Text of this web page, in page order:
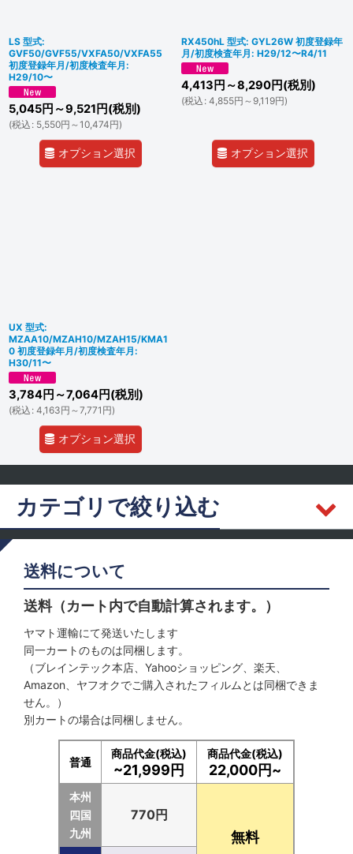
LS 型式:
GVF50/GVF55/VXFA50/VXFA55
初度登録年月/初度検査年月:
H29/10〜
5,045円 ～9,521 円(税別)
(税込 : 5,550円 ～10,474円)
オプション選択
RX450hL 型式: GYL26W 初度登録年
月/初度検査年月: H29/12〜R4/11
4,413 円 ～8,290円(税別)
(税込 : 4,855円 ～9,119円)
オプション選択
UX 型式:
MZAA10/MZAH10/MZAH15/KMA1
0 初度登録年月/初度検査年月:
H30/11〜
3,784円 ～7,064円(税別)
(税込 : 4,163円 ～7,771 円)
オプション選択
カテゴリで絞り込む
フロントドア
サンルーフ
送料について
送料（カート内で自動計算されます。）
ヤマト運輸にて発送いたします
同一カートのものは同梱します。
（ブレインテック本店、Yahooショッピング、楽天、
Amazon、ヤフオクでご購入されたフィルムとは同梱できま
せん。）
別カートの場合は同梱しません。
普通
商品代金(税込)
~21,999円
商品代金(税込)
22,000円~
本州
四国
九州
770円
無料